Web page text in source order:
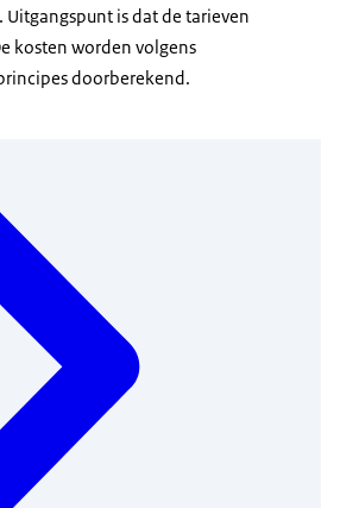
is dat de tarieven
kosten worden volgens
doorberekend.